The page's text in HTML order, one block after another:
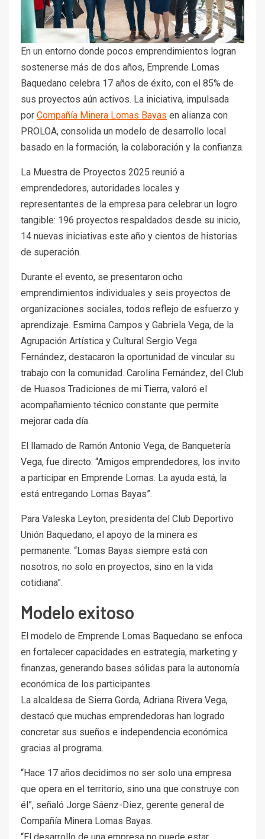
En un entorno donde pocos emprendimientos logran
sostenerse más de dos años, Emprende Lomas
Baquedano celebra 17 años de éxito, con el 85% de
sus proyectos aún activos. La iniciativa, impulsada
por Compañía Minera Lomas Bayas en alianza con
PROLOA, consolida un modelo de desarrollo local
basado en la formación, la colaboración y la confianza.
La Muestra de Proyectos 2025 reunió a
emprendedores, autoridades locales y
representantes de la empresa para celebrar un logro
tangible: 196 proyectos respaldados desde su inicio,
14 nuevas iniciativas este año y cientos de historias
de superación.
Durante el evento, se presentaron ocho
emprendimientos individuales y seis proyectos de
organizaciones sociales, todos reflejo de esfuerzo y
aprendizaje. Esmirna Campos y Gabriela Vega, de la
Agrupación Artística y Cultural Sergio Vega
Fernández, destacaron la oportunidad de vincular su
trabajo con la comunidad. Carolina Fernández, del Club
de Huasos Tradiciones de mi Tierra, valoró el
acompañamiento técnico constante que permite
mejorar cada día.
El llamado de Ramón Antonio Vega, de Banquetería
Vega, fue directo: “Amigos emprendedores, los invito
a participar en Emprende Lomas. La ayuda está, la
está entregando Lomas Bayas”.
Para Valeska Leyton, presidenta del Club Deportivo
Unión Baquedano, el apoyo de la minera es
permanente. “Lomas Bayas siempre está con
nosotros, no solo en proyectos, sino en la vida
cotidiana”.
Modelo exitoso
El modelo de Emprende Lomas Baquedano se enfoca
en fortalecer capacidades en estrategia, marketing y
finanzas, generando bases sólidas para la autonomía
económica de los participantes.
La alcaldesa de Sierra Gorda, Adriana Rivera Vega,
destacó que muchas emprendedoras han logrado
concretar sus sueños e independencia económica
gracias al programa.
“Hace 17 años decidimos no ser solo una empresa
que opera en el territorio, sino una que construye con
él”, señaló Jorge Sáenz-Diez, gerente general de
Compañía Minera Lomas Bayas.